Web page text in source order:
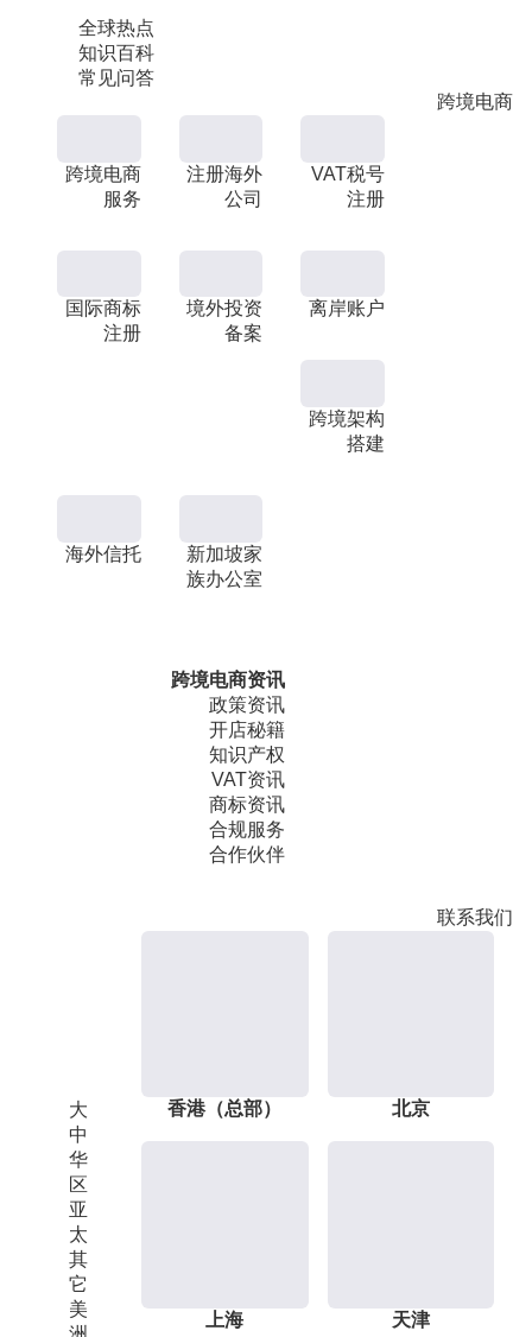
全球热点
知识百科
常见问答
跨境电商
跨境电商
服务
注册海外
公司
VAT税号
注册
国际商标
注册
境外投资
备案
离岸账户
跨境架构
搭建
海外信托
新加坡家
族办公室
跨境电商资讯
政策资讯
开店秘籍
知识产权
VAT资讯
商标资讯
合规服务
合作伙伴
联系我们
大
中
华
区
亚
太
其
它
美
香港（总部） 北京
上海 天津